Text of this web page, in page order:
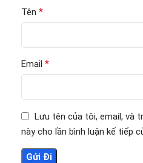
Tên *
Email *
Lưu tên của tôi, email, và
này cho lần bình luận kế tiếp